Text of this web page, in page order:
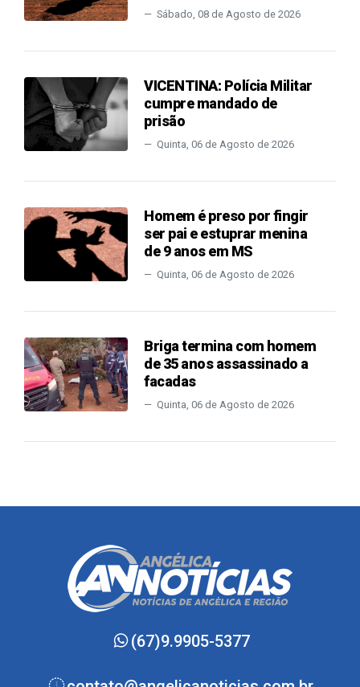
Sábado, 08 de Agosto de 2026
VICENTINA: Polícia Militar
cumpre mandado de
prisão
Quinta, 06 de Agosto de 2026
Homem é preso por fingir
ser pai e estuprar menina
de 9 anos em MS
Quinta, 06 de Agosto de 2026
Briga termina com homem
de 35 anos assassinado a
facadas
Quinta, 06 de Agosto de 2026
(67)9.9905-5377